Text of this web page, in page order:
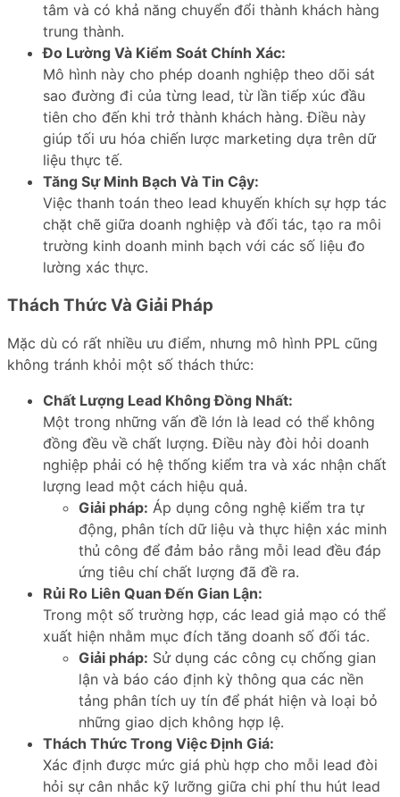
tâm và có khả năng chuyển đổi thành khách hàng
trung thành.
Đo Lường Và Kiểm Soát Chính Xác:
Mô hình này cho phép doanh nghiệp theo dõi sát
sao đường đi của từng lead, từ lần tiếp xúc đầu
tiên cho đến khi trở thành khách hàng. Điều này
giúp tối ưu hóa chiến lược marketing dựa trên dữ
liệu thực tế.
Tăng Sự Minh Bạch Và Tin Cậy:
Việc thanh toán theo lead khuyến khích sự hợp tác
chặt chẽ giữa doanh nghiệp và đối tác, tạo ra môi
trường kinh doanh minh bạch với các số liệu đo
lường xác thực.
Thách Thức Và Giải Pháp
Mặc dù có rất nhiều ưu điểm, nhưng mô hình PPL cũng
không tránh khỏi một số thách thức:
Chất Lượng Lead Không Đồng Nhất:
Một trong những vấn đề lớn là lead có thể không
đồng đều về chất lượng. Điều này đòi hỏi doanh
nghiệp phải có hệ thống kiểm tra và xác nhận chất
lượng lead một cách hiệu quả.
Giải pháp: Áp dụng công nghệ kiểm tra tự
động, phân tích dữ liệu và thực hiện xác minh
thủ công để đảm bảo rằng mỗi lead đều đáp
ứng tiêu chí chất lượng đã đề ra.
Rủi Ro Liên Quan Đến Gian Lận:
Trong một số trường hợp, các lead giả mạo có thể
xuất hiện nhằm mục đích tăng doanh số đối tác.
Giải pháp: Sử dụng các công cụ chống gian
lận và báo cáo định kỳ thông qua các nền
tảng phân tích uy tín để phát hiện và loại bỏ
những giao dịch không hợp lệ.
Thách Thức Trong Việc Định Giá:
Xác định được mức giá phù hợp cho mỗi lead đòi
hỏi sự cân nhắc kỹ lưỡng giữa chi phí thu hút lead